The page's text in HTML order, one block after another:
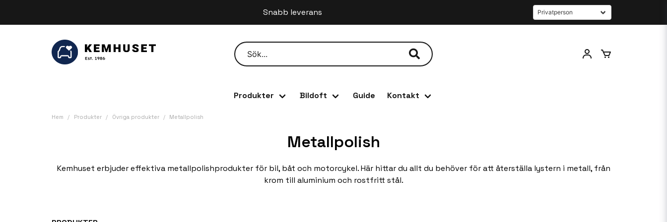
Snabb leverans
Produkter Bildoft Guide Kontakt
Hem Produkter Övriga produkter Metallpolish
Metallpolish
Kemhuset erbjuder effektiva metallpolishprodukter för bil, båt och motorcykel. Här hittar du allt du behöver för att återställa lystern i metall, från
krom till aluminium och rostfritt stål.